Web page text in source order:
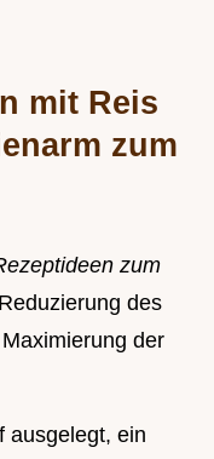
mit Reis
zum
zum
des
der
ausgelegt, ein